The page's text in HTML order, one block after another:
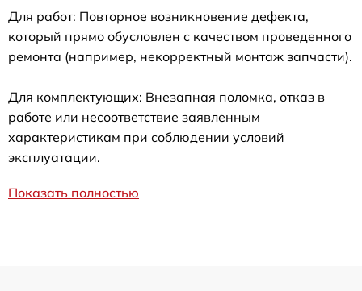
Для работ: Повторное возникновение дефекта,
который прямо обусловлен с качеством проведенного
ремонта (например, некорректный монтаж запчасти).
Для комплектующих: Внезапная поломка, отказ в
работе или несоответствие заявленным
характеристикам при соблюдении условий
эксплуатации.
Показать полностью